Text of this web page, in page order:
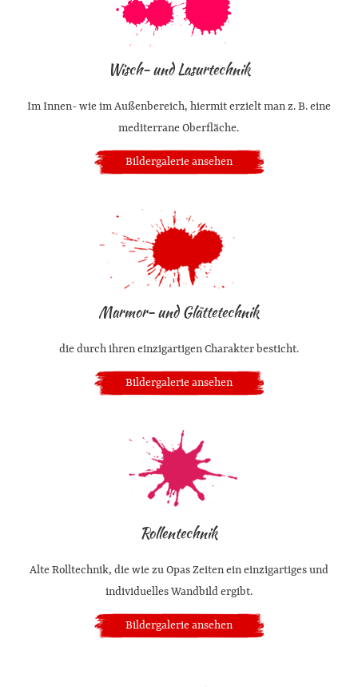
Wisch- und Lasurtechnik
Im Innen- wie im Außenbereich, hiermit erzielt man z. B. eine
mediterrane Oberfläche.
Bildergalerie ansehen
Marmor- und Glättetechnik
die durch ihren einzigartigen Charakter besticht.
Bildergalerie ansehen
Rollentechnik
Alte Rolltechnik, die wie zu Opas Zeiten ein einzigartiges und
individuelles Wandbild ergibt.
Bildergalerie ansehen